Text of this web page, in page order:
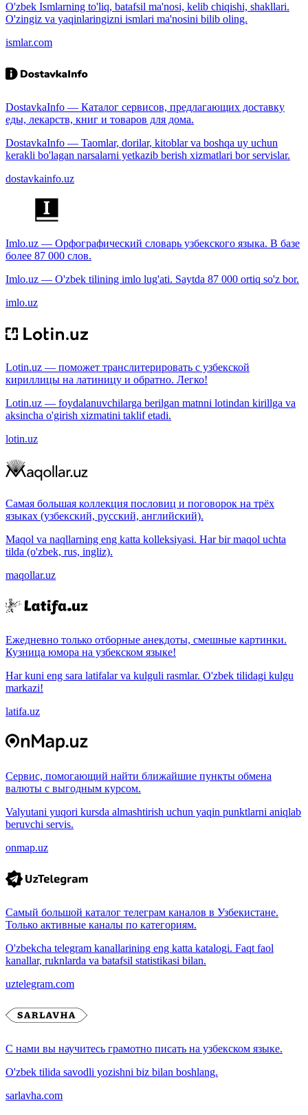
O'zbek Ismlarning to'liq, batafsil ma'nosi, kelib chiqishi, shakllari.
O'zingiz va yaqinlaringizni ismlari ma'nosini bilib oling.
ismlar.com
DostavkaInfo — Каталог сервисов, предлагающих доставку
еды, лекарств, книг и товаров для дома.
DostavkaInfo — Taomlar, dorilar, kitoblar va boshqa uy uchun
kerakli bo'lagan narsalarni yetkazib berish xizmatlari bor servislar.
dostavkainfo.uz
Imlo.uz — Орфографический словарь узбекского языка. В базе
более 87 000 слов.
Imlo.uz — O'zbek tilining imlo lug'ati. Saytda 87 000 ortiq so'z bor.
imlo.uz
Lotin.uz — поможет транслитерировать с узбекской
кириллицы на латиницу и обратно. Легко!
Lotin.uz — foydalanuvchilarga berilgan matnni lotindan kirillga va
aksincha o'girish xizmatini taklif etadi.
lotin.uz
Самая большая коллекция пословиц и поговорок на трёх
языках (узбекский, русский, английский).
Maqol va naqllarning eng katta kolleksiyasi. Har bir maqol uchta
tilda (o'zbek, rus, ingliz).
maqollar.uz
Ежедневно только отборные анекдоты, смешные картинки.
Кузница юмора на узбекском языке!
Har kuni eng sara latifalar va kulguli rasmlar. O'zbek tilidagi kulgu
markazi!
latifa.uz
Сервис, помогающий найти ближайшие пункты обмена
валюты с выгодным курсом.
Valyutani yuqori kursda almashtirish uchun yaqin punktlarni aniqlab
beruvchi servis.
onmap.uz
Самый большой каталог телеграм каналов в Узбекистане.
Только активные каналы по категориям.
O'zbekcha telegram kanallarining eng katta katalogi. Faqt faol
kanallar, ruknlarda va batafsil statistikasi bilan.
uztelegram.com
С нами вы научитесь грамотно писать на узбекском языке.
O'zbek tilida savodli yozishni biz bilan boshlang.
sarlavha.com